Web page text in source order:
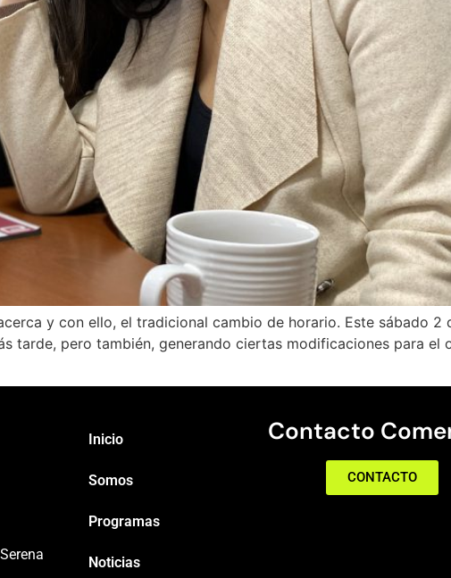
y con ello, el tradicional cambio de horario. Este sábado 2
tarde, pero también, generando ciertas modificaciones para el
Inicio
Somos
Programas
Noticias
Contacto
CONTACTO